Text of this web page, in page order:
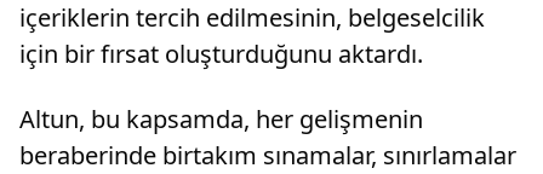
içeriklerin tercih edilmesinin, belgeselcilik
için bir fırsat oluşturduğunu aktardı.
Altun, bu kapsamda, her gelişmenin
beraberinde birtakım sınamalar, sınırlamalar